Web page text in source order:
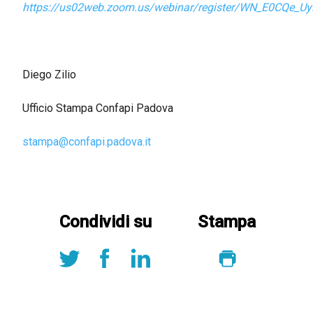
https://us02web.zoom.us/webinar/register/
Diego Zilio
Ufficio Stampa Confapi Padova
stampa@confapi.padova.it
Condividi su Stampa